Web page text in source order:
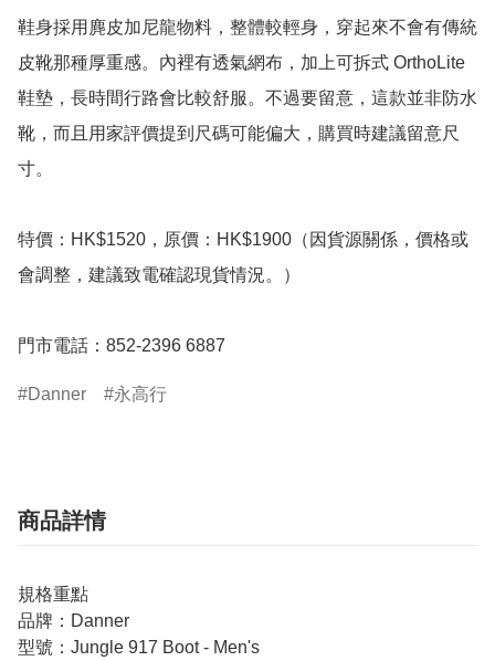
鞋身採用麂皮加尼龍物料，整體較輕身，穿起來不會有傳統
皮靴那種厚重感。內裡有透氣網布，加上可拆式 OrthoLite
鞋墊，長時間行路會比較舒服。不過要留意，這款並非防水
靴，而且用家評價提到尺碼可能偏大，購買時建議留意尺
寸。
特價：HK$1520，原價：HK$1900（因貨源關係，價格或
會調整，建議致電確認現貨情況。）
門市電話：852-2396 6887
Danner 永高行
商品詳情
規格重點
品牌：Danner
型號：Jungle 917 Boot - Men's